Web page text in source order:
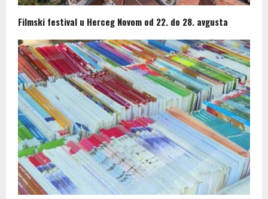
Filmski festival u Herceg Novom od 22. do 28. avgusta